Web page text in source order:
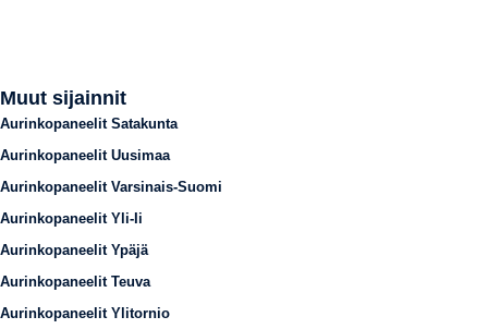
Muut sijainnit
Aurinkopaneelit Satakunta
Aurinkopaneelit Uusimaa
Aurinkopaneelit Varsinais-Suomi
Aurinkopaneelit Yli-Ii
Aurinkopaneelit Ypäjä
Aurinkopaneelit Teuva
Aurinkopaneelit Ylitornio